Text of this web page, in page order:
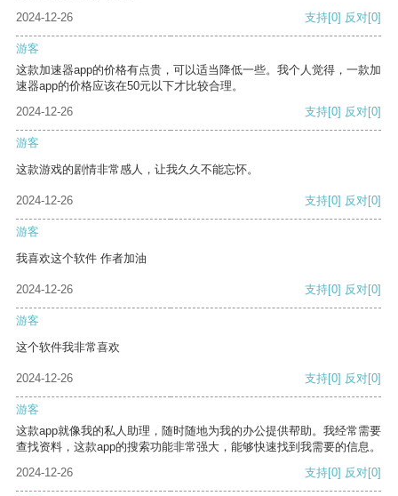
2024-12-26
支持[0] 反对[0]
游客
这款加速器app的价格有点贵，可以适当降低一些。我个人觉得，一款加
速器app的价格应该在50元以下才比较合理。
2024-12-26
支持[0] 反对[0]
游客
这款游戏的剧情非常感人，让我久久不能忘怀。
2024-12-26 支持[0] 反对[0]
游客
我喜欢这个软件 作者加油
2024-12-26 支持[0] 反对[0]
游客
这个软件我非常喜欢
2024-12-26 支持[0] 反对[0]
游客
这款app就像我的私人助理，随时随地为我的办公提供帮助。我经常需要
查找资料，这款app的搜索功能非常强大，能够快速找到我需要的信息。
2024-12-26
支持[0] 反对[0]